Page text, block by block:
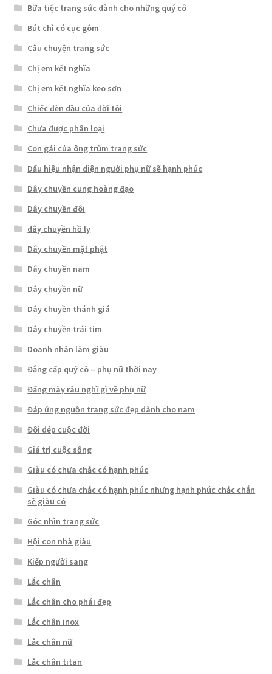
Bữa tiệc trang sức dành cho những quý cô
Bút chì có cục gôm
Câu chuyện trang sức
Chị em kết nghĩa
Chị em kết nghĩa keo sơn
Chiếc đèn dầu của đời tôi
Chưa được phân loại
Con gái của ông trùm trang sức
Dấu hiệu nhận diện người phụ nữ sẽ hạnh phúc
Dây chuyền cung hoàng đạo
Dây chuyền đôi
dây chuyền hồ ly
Dây chuyền mặt phật
Dây chuyền nam
Dây chuyền nữ
Dây chuyền thánh giá
Dây chuyền trái tim
Doanh nhân làm giàu
Đẳng cấp quý cô – phụ nữ thời nay
Đấng mày râu nghĩ gì về phụ nữ
Đáp ứng nguồn trang sức đẹp dành cho nam
Đôi dép cuộc đời
Giá trị cuộc sống
Giàu có chưa chắc có hạnh phúc
Giàu có chưa chắc có hạnh phúc nhưng hạnh phúc chắc chắn
sẽ giàu có
Góc nhìn trang sức
Hội con nhà giàu
Kiếp người sang
Lắc chân
Lắc chân cho phái đẹp
Lắc chân inox
Lắc chân nữ
Lắc chân titan